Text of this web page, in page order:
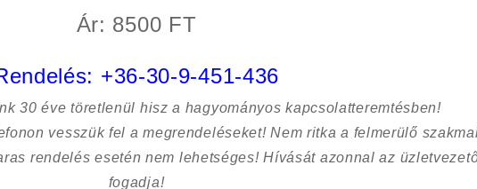
Ár: 8500 FT
+36-30-9-451-436
30 éve töretlenül hisz a hagyományos kapcsolatteremtésben!
vesszük fel a megrendeléseket! Nem ritka a felmerülő
rendelés esetén nem lehetséges! Hívását azonnal az
fogadja!